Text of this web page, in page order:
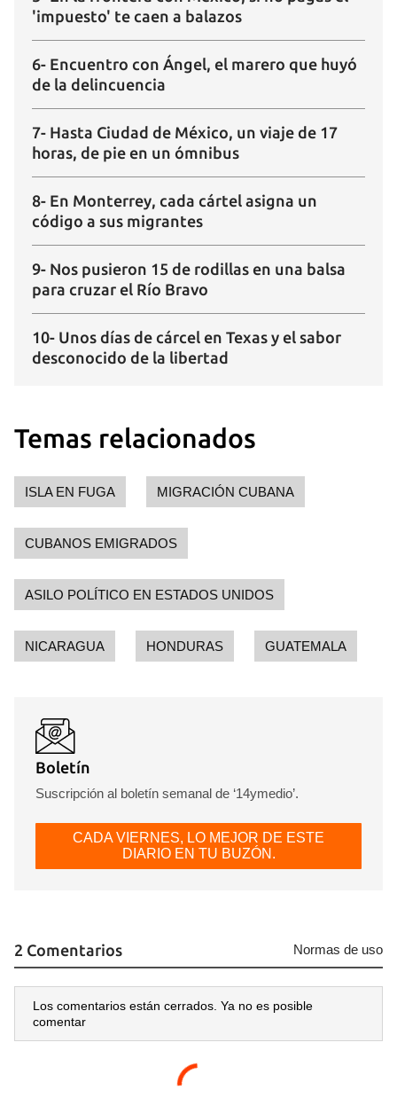
'impuesto' te caen a balazos
6- Encuentro con Ángel, el marero que huyó
de la delincuencia
7- Hasta Ciudad de México, un viaje de 17
horas, de pie en un ómnibus
8- En Monterrey, cada cártel asigna un
código a sus migrantes
9- Nos pusieron 15 de rodillas en una balsa
para cruzar el Río Bravo
10- Unos días de cárcel en Texas y el sabor
desconocido de la libertad
Temas relacionados
ISLA EN FUGA MIGRACIÓN CUBANA
CUBANOS EMIGRADOS
ASILO POLÍTICO EN ESTADOS UNIDOS
NICARAGUA HONDURAS GUATEMALA
Boletín
Suscripción al boletín semanal de ‘14ymedio’.
CADA VIERNES, LO MEJOR DE ESTE
DIARIO EN TU BUZÓN.
2 Comentarios Normas de uso
Los comentarios están cerrados. Ya no es posible
comentar